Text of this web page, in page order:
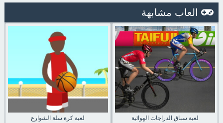
العاب مشابهة
لعبة كرة سلة الشوارع لعبة سباق الدراجات الهوائية